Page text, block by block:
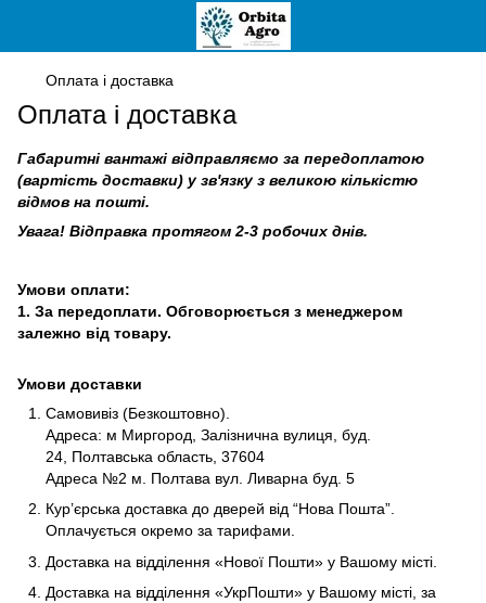
Оплата і доставка
Оплата і доставка
Габаритні вантажі відправляємо за передоплатою
(вартість доставки) у зв'язку з великою кількістю
відмов на пошті.
Увага! Відправка протягом 2-3 робочих днів.
Умови оплати:
1. За передоплати. Обговорюється з менеджером
залежно від товару.
Умови доставки
Самовивіз (Безкоштовно).
Адреса: м Миргород, Залізнична вулиця, буд.
24, Полтавська область, 37604
Адреса №2 м. Полтава вул. Ливарна буд. 5
Кур’єрська доставка до дверей вiд “Нова Пошта”.
Оплачується окремо за тарифами.
Доставка на відділення «Нової Пошти» у Вашому місті.
Доставка на відділення «УкрПошти» у Вашому місті, за